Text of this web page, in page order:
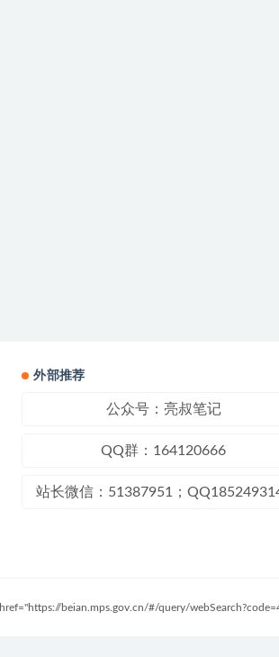
外部推荐
公众号：亮叔笔记
QQ群：164120666
站长微信：51387951；
href="https://beian.mps.gov.cn/#/query/